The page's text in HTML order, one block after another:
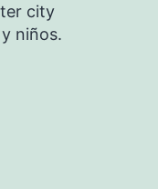
city
niños.